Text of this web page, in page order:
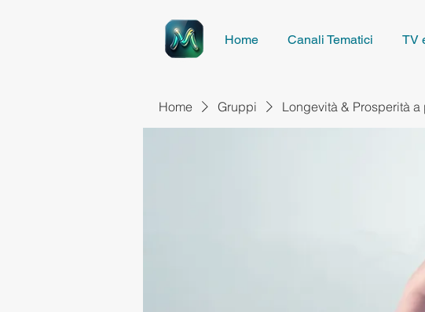
Home Canali Tematici TV
Home Gruppi Longevità & Prosperità